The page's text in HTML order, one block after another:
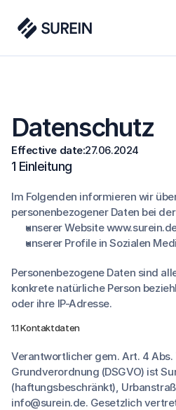
Datenschutz
Effective date:27.06.2024
1 Einleitung
Im Folgenden informieren wir
personenbezogener Daten bei
unserer Website
unserer Profile in Sozialen
Personenbezogene Daten sind
konkrete natürliche Person
oder ihre IP-Adresse.
1.1 Kontaktdaten
Verantwortlicher gem. Art. 4 Abs.
Grundverordnung (DSGVO) ist
(haftungsbeschränkt),
info@surein.de. Gesetzlich